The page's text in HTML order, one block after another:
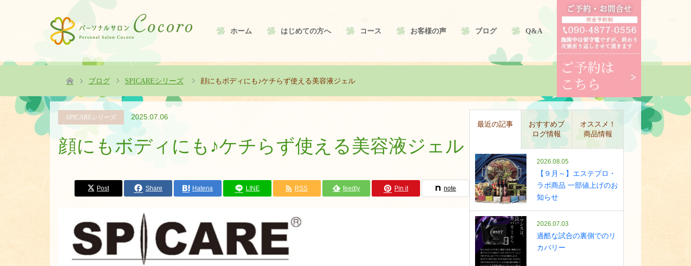
ホーム はじめての方へ コース お客様の声 ブログ Q&A
ブログ SPICAREシリーズ 顔にもボディにも♪ケチらず使える美容液ジェル
SPICAREシリーズ 2025.07.06
顔にもボディにも♪ケチらず使える美容液ジェル
Post Share Hatena LINE RSS feedly Pin it note
最近の記事
おすすめブ
ログ情報
オススメ！
商品情報
2026.08.05
【９月～】エステプロ・
ラボ商品 一部値上げのお
知らせ
2026.07.03
過酷な試合の裏側でのリ
カバリー